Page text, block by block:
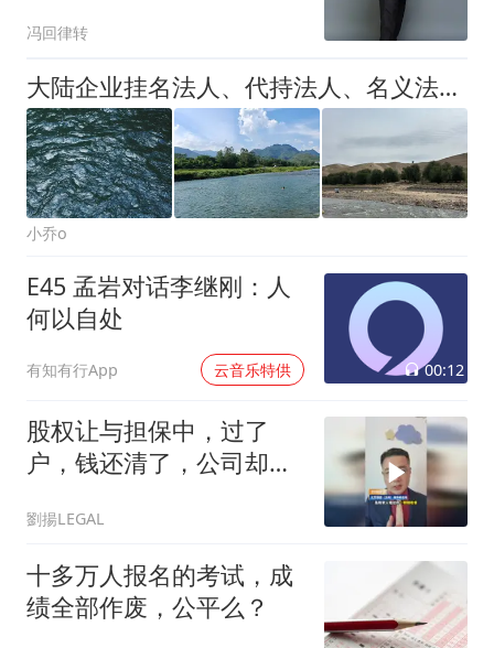
冯回律转
大陆企业挂名法人、代持法人、名义法人配套文件与档案管理建设攻略
小乔o
E45 孟岩对话李继刚：人
何以自处
有知有行App 云音乐特供 00:12
股权让与担保中，过了
户，钱还清了，公司却没
劉揚LEGAL
十多万人报名的考试，成
绩全部作废，公平么？